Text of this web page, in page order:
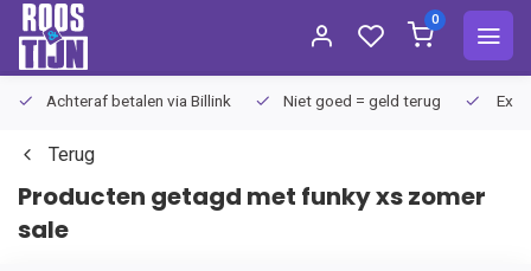
0
Achteraf betalen via Billink Niet goed = geld terug
Terug
Producten getagd met funky xs zomer
sale